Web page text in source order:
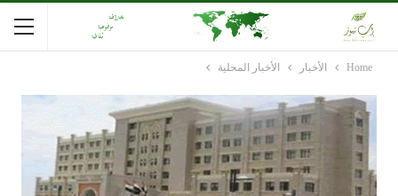
Home الأخبار الأخبار المحلية